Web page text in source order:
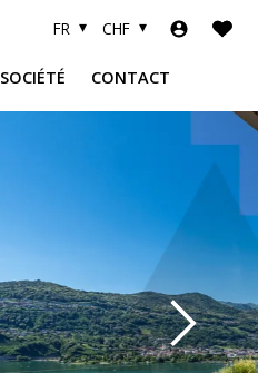
CHF
FR
SOCIÉTÉ CONTACT